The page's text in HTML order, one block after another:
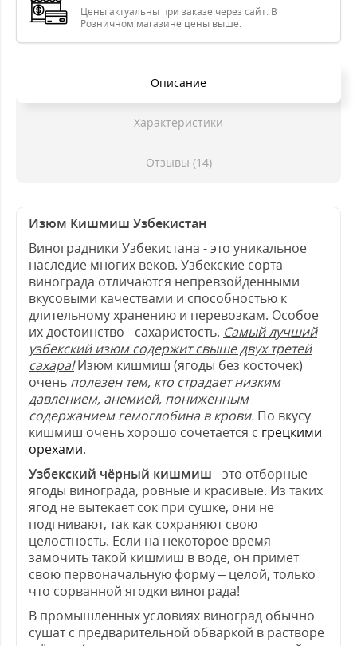
Цены актуальны при заказе через сайт. В
Розничном магазине цены выше.
Описание
Характеристики
Отзывы (14)
Изюм Кишмиш Узбекистан
Виноградники Узбекистана - это уникальное
наследие многих веков. Узбекские сорта
винограда отличаются непревзойденными
вкусовыми качествами и способностью к
длительному хранению и перевозкам. Особое
их достоинство - сахаристость. Самый лучший
узбекский изюм содержит свыше двух третей
сахара!Изюм кишмиш (ягоды без косточек)
очень полезен тем, кто страдает низким
давлением, анемией, пониженным
содержанием гемоглобина в крови. По вкусу
кишмиш очень хорошо сочетается с грецкими
орехами.
Узбекский чёрный кишмиш - это отборные
ягоды винограда, ровные и красивые. Из таких
ягод не вытекает сок при сушке, они не
подгнивают, так как сохраняют свою
целостность. Если на некоторое время
замочить такой кишмиш в воде, он примет
свою первоначальную форму – целой, только
что сорванной ягодки винограда!
В промышленных условиях виноград обычно
сушат с предварительной обваркой в растворе